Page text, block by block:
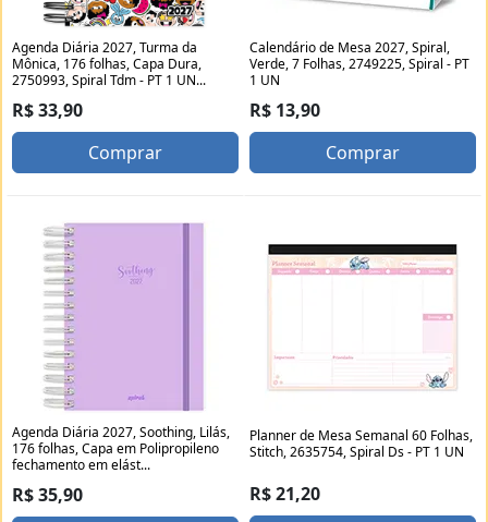
Agenda Diária 2027, Turma da
Mônica, 176 folhas, Capa Dura,
2750993, Spiral Tdm - PT 1 UN...
R$ 33,90
Comprar
Calendário de Mesa 2027, Spiral,
Verde, 7 Folhas, 2749225, Spiral - PT
1 UN
R$ 13,90
Comprar
Agenda Diária 2027, Soothing, Lilás,
176 folhas, Capa em Polipropileno
fechamento em elást...
R$ 35,90
Planner de Mesa Semanal 60 Folhas,
Stitch, 2635754, Spiral Ds - PT 1 UN
R$ 21,20